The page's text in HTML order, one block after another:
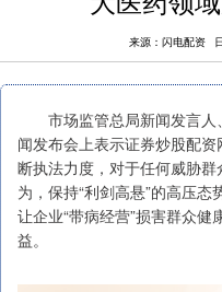
来源：闪电配资
市场监管总局新闻发言人
闻发布会上表示证券炒股配
断执法力度，对于任何威胁
为，保持“利剑高悬”的高压态
让企业“带病经营”损害群众健
益。